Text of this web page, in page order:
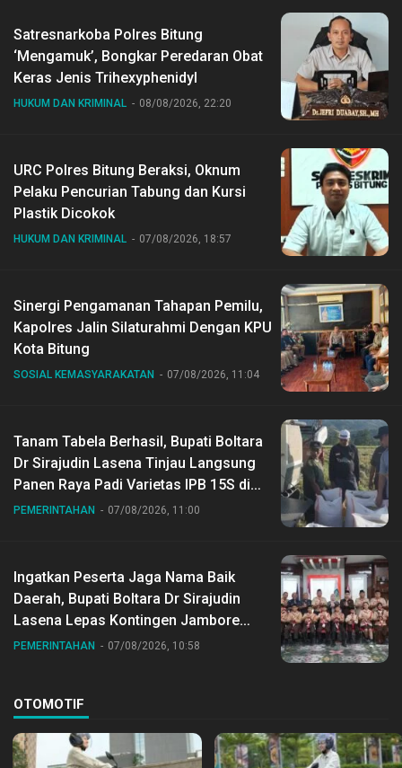
Satresnarkoba Polres Bitung
‘Mengamuk’, Bongkar Peredaran Obat
Keras Jenis Trihexyphenidyl
HUKUM DAN KRIMINAL 08/08/2026, 22:20
URC Polres Bitung Beraksi, Oknum
Pelaku Pencurian Tabung dan Kursi
Plastik Dicokok
HUKUM DAN KRIMINAL 07/08/2026, 18:57
Sinergi Pengamanan Tahapan Pemilu,
Kapolres Jalin Silaturahmi Dengan KPU
Kota Bitung
SOSIAL KEMASYARAKATAN 07/08/2026, 11:04
Tanam Tabela Berhasil, Bupati Boltara
Dr Sirajudin Lasena Tinjau Langsung
Panen Raya Padi Varietas IPB 15S di
Desa Gihang
PEMERINTAHAN 07/08/2026, 11:00
Ingatkan Peserta Jaga Nama Baik
Daerah, Bupati Boltara Dr Sirajudin
Lasena Lepas Kontingen Jambore
Nasional ke XII di Buperta Cibubur
PEMERINTAHAN 07/08/2026, 10:58
OTOMOTIF